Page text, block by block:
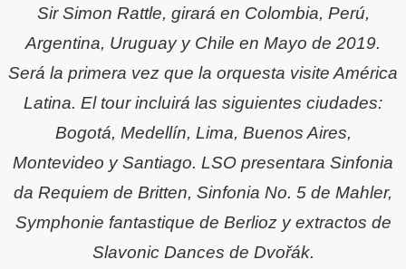
Sir Simon Rattle, girará en Colombia, Perú,
Argentina, Uruguay y Chile en Mayo de 2019.
Será la primera vez que la orquesta visite América
Latina. El tour incluirá las siguientes ciudades:
Bogotá, Medellín, Lima, Buenos Aires,
Montevideo y Santiago. LSO presentara Sinfonia
da Requiem de Britten, Sinfonia No. 5 de Mahler,
Symphonie fantastique de Berlioz y extractos de
Slavonic Dances de Dvořák.